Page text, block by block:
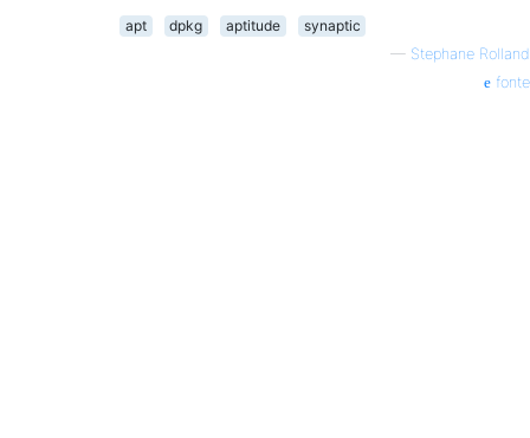
apt dpkg aptitude
synaptic
— Stephane Rolland
fonte